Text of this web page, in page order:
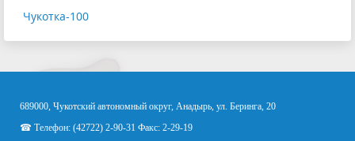
Чукотка-100
689000, Чукотский автономный округ, Анадырь, ул. Беринга, 20
☎ Телефон: (42722) 2-90-31 Факс: 2-29-19